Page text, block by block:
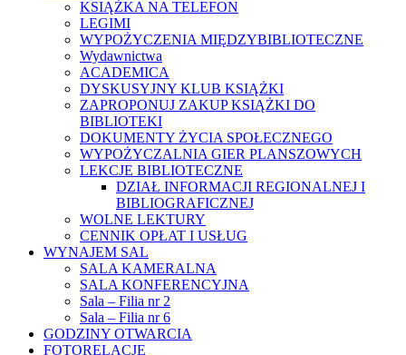
KSIĄŻKA NA TELEFON
LEGIMI
WYPOŻYCZENIA MIĘDZYBIBLIOTECZNE
Wydawnictwa
ACADEMICA
DYSKUSYJNY KLUB KSIĄŻKI
ZAPROPONUJ ZAKUP KSIĄŻKI DO
BIBLIOTEKI
DOKUMENTY ŻYCIA SPOŁECZNEGO
WYPOŻYCZALNIA GIER PLANSZOWYCH
LEKCJE BIBLIOTECZNE
DZIAŁ INFORMACJI REGIONALNEJ I
BIBLIOGRAFICZNEJ
WOLNE LEKTURY
CENNIK OPŁAT I USŁUG
WYNAJEM SAL
SALA KAMERALNA
SALA KONFERENCYJNA
Sala – Filia nr 2
Sala – Filia nr 6
GODZINY OTWARCIA
FOTORELACJE